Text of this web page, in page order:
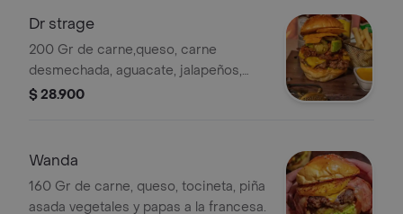
Dr strage
200 Gr de carne,queso, carne
desmechada, aguacate, jalapeños,
nachos vegetales y papitas a la
$ 28.900
Wanda
160 Gr de carne, queso, tocineta, piña
asada vegetales y papas a la francesa.